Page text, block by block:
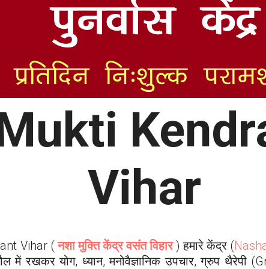
Vihar
Vihar (नशा मुक्ति केंद्र वसंत विहार) हमारे केंद्र (
में रखकर योग, ध्यान, मनोवैज्ञानिकउपचार, ग्रुप थैरेपी